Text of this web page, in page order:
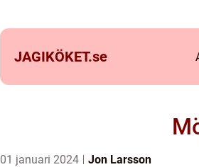
JAGIKÖKET.se
01 januari 2024 Jon Larsson